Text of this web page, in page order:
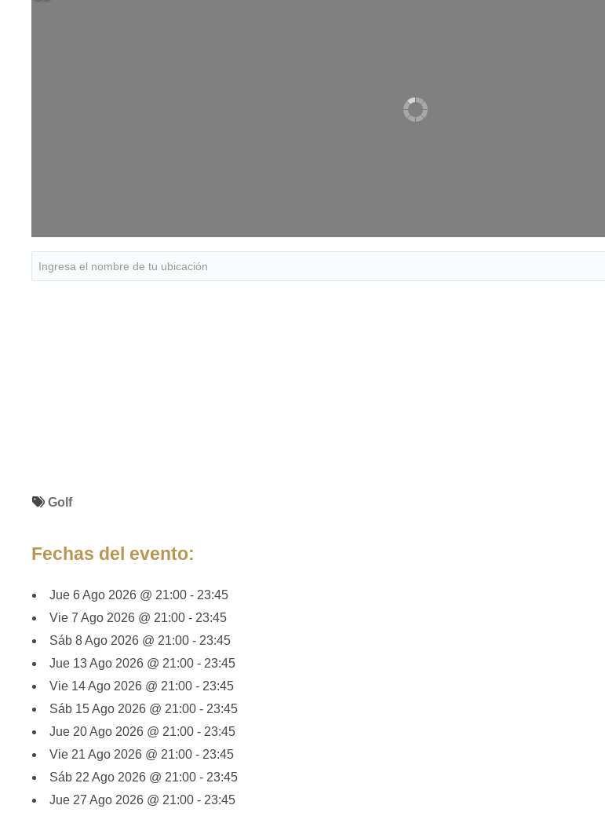
Golf
Fechas del evento:
Jue 6 Ago 2026 @ 21:00 - 23:45
Vie 7 Ago 2026 @ 21:00 - 23:45
Sáb 8 Ago 2026 @ 21:00 - 23:45
Jue 13 Ago 2026 @ 21:00 - 23:45
Vie 14 Ago 2026 @ 21:00 - 23:45
Sáb 15 Ago 2026 @ 21:00 - 23:45
Jue 20 Ago 2026 @ 21:00 - 23:45
Vie 21 Ago 2026 @ 21:00 - 23:45
Sáb 22 Ago 2026 @ 21:00 - 23:45
Jue 27 Ago 2026 @ 21:00 - 23:45